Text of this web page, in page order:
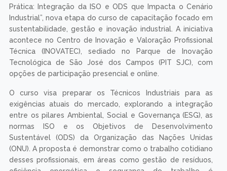
Prática: Integração da ISO e ODS que Impacta o Cenário
Industrial”, nova etapa do curso de capacitação focado em
sustentabilidade, gestão e inovação industrial. A iniciativa
acontece no Centro de Inovação e Valoração Profissional
Técnica (INOVATEC), sediado no Parque de Inovação
Tecnológica de São José dos Campos (PIT SJC), com
opções de participação presencial e online.
O curso visa preparar os Técnicos Industriais para as
exigências atuais do mercado, explorando a integração
entre os pilares Ambiental, Social e Governança (ESG), as
normas ISO e os Objetivos de Desenvolvimento
Sustentável (ODS) da Organização das Nações Unidas
(ONU). A proposta é demonstrar como o trabalho cotidiano
desses profissionais, em áreas como gestão de resíduos,